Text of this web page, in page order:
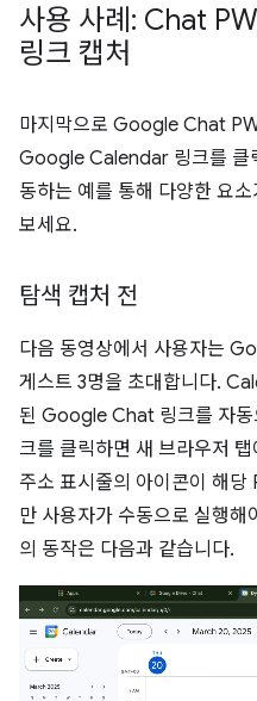
사용 사례: Chat
링크 캡처
마지막으로 Google Chat
Google Calendar 링크를 클
동하는 예를 통해 다양한 요
보세요.
탐색 캡처 전
다음 동영상에서 사용자는
게스트 3명을 초대합니다.
된 Google Chat 링크를 자동
크를 클릭하면 새 브라우저
주소 표시줄의 아이콘이 해당
만 사용자가 수동으로 실행해
의 동작은 다음과 같습니다.